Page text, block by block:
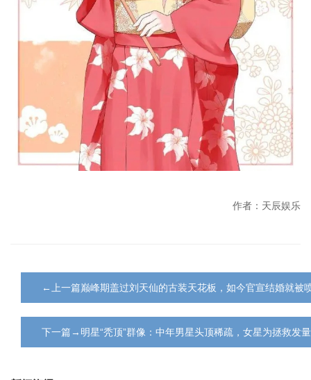
作者：天辰娱乐
←上一篇巅峰期盖过刘天仙的古装天花板，如今官宣结婚就被
下一篇→明星“秃顶”群像：中年男星头顶稀疏，女星为拯救发